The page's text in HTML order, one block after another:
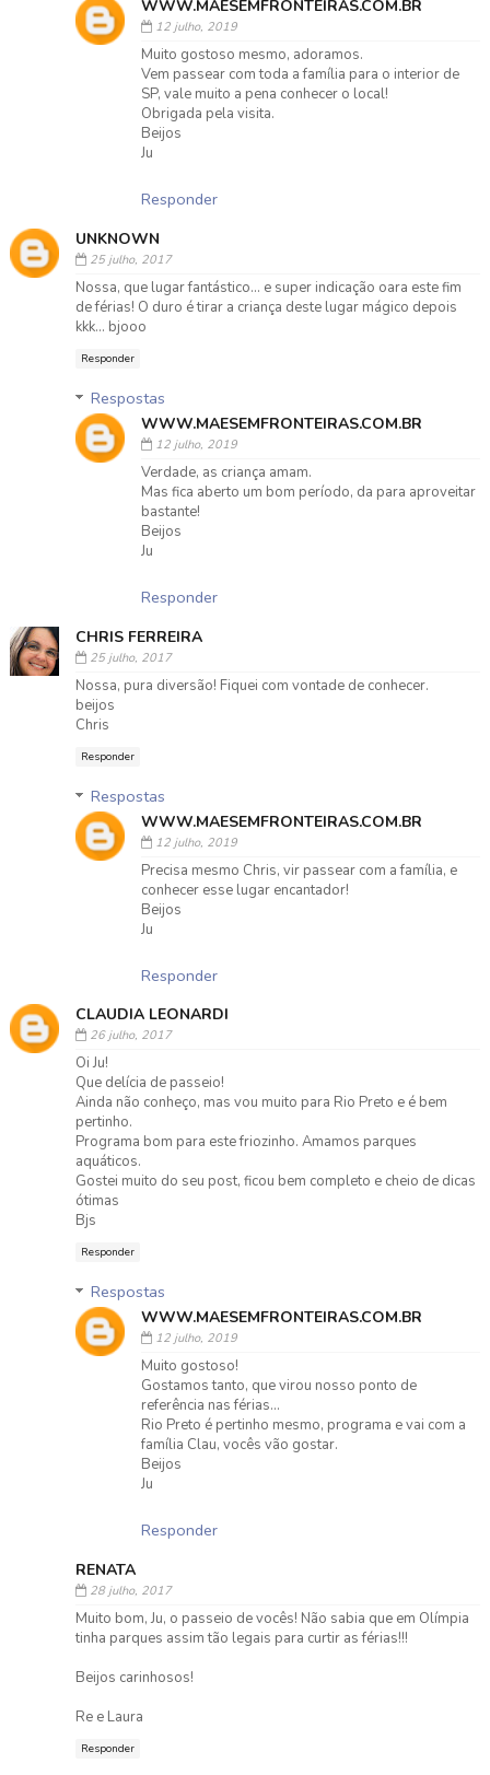
WWW.MAESEMFRONTEIRAS.COM.BR
12 julho, 2019
Muito gostoso mesmo, adoramos.
Vem passear com toda a família para o interior de
SP, vale muito a pena conhecer o local!
Obrigada pela visita.
Beijos
Ju
Responder
UNKNOWN
25 julho, 2017
Nossa, que lugar fantástico... e super indicação oara este fim
de férias! O duro é tirar a criança deste lugar mágico depois
kkk... bjooo
Responder
Respostas
WWW.MAESEMFRONTEIRAS.COM.BR
12 julho, 2019
Verdade, as criança amam.
Mas fica aberto um bom período, da para aproveitar
bastante!
Beijos
Ju
Responder
CHRIS FERREIRA
25 julho, 2017
Nossa, pura diversão! Fiquei com vontade de conhecer.
beijos
Chris
Responder
Respostas
WWW.MAESEMFRONTEIRAS.COM.BR
12 julho, 2019
Precisa mesmo Chris, vir passear com a família, e
conhecer esse lugar encantador!
Beijos
Ju
Responder
CLAUDIA LEONARDI
26 julho, 2017
Oi Ju!
Que delícia de passeio!
Ainda não conheço, mas vou muito para Rio Preto e é bem
pertinho.
Programa bom para este friozinho. Amamos parques
aquáticos.
Gostei muito do seu post, ficou bem completo e cheio de dicas
ótimas
Bjs
Responder
Respostas
WWW.MAESEMFRONTEIRAS.COM.BR
12 julho, 2019
Muito gostoso!
Gostamos tanto, que virou nosso ponto de
referência nas férias...
Rio Preto é pertinho mesmo, programa e vai com a
família Clau, vocês vão gostar.
Beijos
Ju
Responder
RENATA
28 julho, 2017
Muito bom, Ju, o passeio de vocês! Não sabia que em Olímpia
tinha parques assim tão legais para curtir as férias!!!
Beijos carinhosos!
Re e Laura
Responder